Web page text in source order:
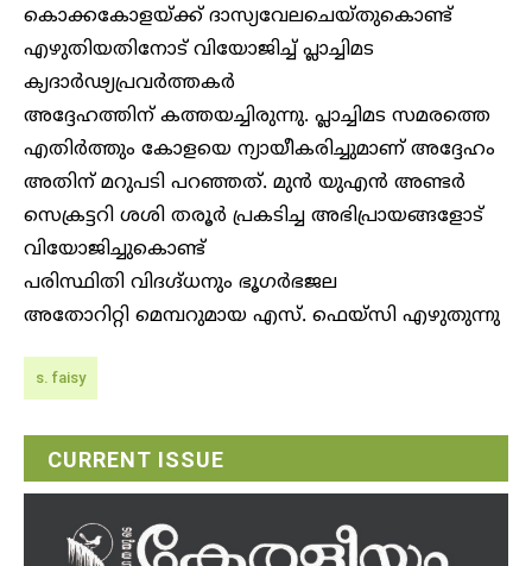
കൊക്കകോളയ്ക്ക് ദാസ്യവേലചെയ്തുകൊണ്ട്
എഴുതിയതിനോട് വിയോജിച്ച് പ്ലാച്ചിമട
ക്യദാര്‍ഢ്യപ്രവര്‍ത്തകര്‍
അദ്ദേഹത്തിന് കത്തയച്ചിരുന്നു. പ്ലാച്ചിമട സമരത്തെ
എതിര്‍ത്തും കോളയെ ന്യായീകരിച്ചുമാണ് അദ്ദേഹം
അതിന് മറുപടി പറഞ്ഞത്. മുന്‍ യുഎന്‍ അണ്ടര്‍
സെക്രട്ടറി ശശി തരൂര്‍ പ്രകടിച്ച അഭിപ്രായങ്ങളോട്
വിയോജിച്ചുകൊണ്ട്
പരിസ്ഥിതി വിദഗ്ദ്ധനും ഭൂഗര്‍ഭജല
അതോറിറ്റി മെമ്പറുമായ എസ്. ഫെയ്‌സി എഴുതുന്നു
s. faisy
CURRENT ISSUE